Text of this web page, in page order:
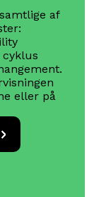
af
cyklus
eller på